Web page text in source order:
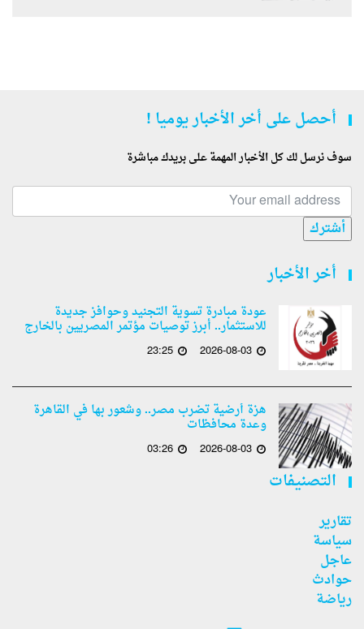
أحصل على أخر الأخبار يوميا !
سوف نرسل لك كل الأخبار المهمة على بريدك مباشرة
أشترك
أخر الأخبار
عودة مبادرة تسوية التجنيد وحوافز جديدة
للاستثمار.. أبرز توصيات مؤتمر المصريين بالخارج
2026-08-03
23:25
هزة أرضية تضرب مصر.. وشعور بها في القاهرة
وعدة محافظات
2026-08-03
03:26
التصنيفات
تقارير
سياسة
عاجل
حوادث
رياضة